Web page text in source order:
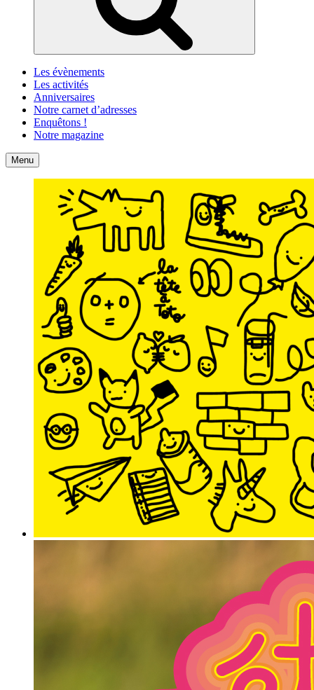
Les évènements
Les activités
Anniversaires
Notre carnet d’adresses
Enquêtons !
Notre magazine
Accueil
Menu Contact